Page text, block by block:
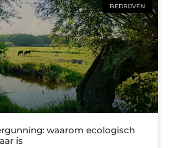
BEDRIJVEN
waarom ecologisch
is